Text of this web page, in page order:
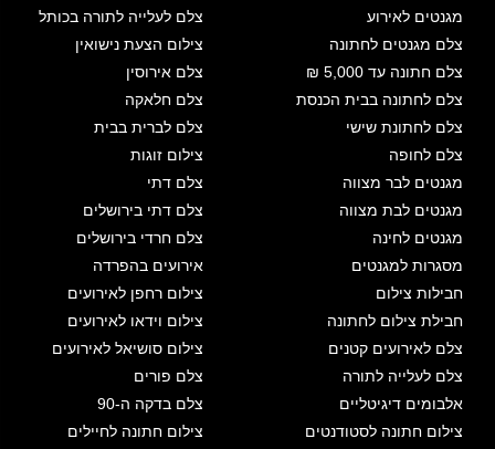
מגנטים לאירוע
צלם מגנטים לחתונה
צלם חתונה עד 5,000 ₪
צלם לחתונה בבית הכנסת
צלם לחתונת שישי
צלם לחופה
מגנטים לבר מצווה
מגנטים לבת מצווה
מגנטים לחינה
מסגרות למגנטים
חבילות צילום
חבילת צילום לחתונה
צלם לאירועים קטנים
צלם לעלייה לתורה
אלבומים דיגיטליים
צילום חתונה לסטודנטים
צלם לעלייה לתורה בכותל
צילום הצעת נישואין
צלם אירוסין
צלם חלאקה
צלם לברית בבית
צילום זוגות
צלם דתי
צלם דתי בירושלים
צלם חרדי בירושלים
אירועים בהפרדה
צילום רחפן לאירועים
צילום וידאו לאירועים
צילום סושיאל לאירועים
צלם פורים
צלם בדקה ה-90
צילום חתונה לחיילים